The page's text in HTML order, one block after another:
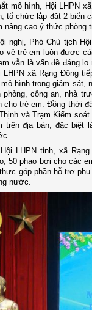
mô hình, Hội LHPN
tổ chức lắp đặt 2 biển
nâng cao ý thức phòng
nghị, Phó Chủ tịch
vệ trẻ em luôn được
vẫn là vấn đề đáng lo
xã Rạng Đông
hình trong giám
công an, nhà
cho trẻ em.Đồng thời
và Trạm Kiểm
trên địa bàn; đặc biệt
LHPN tỉnh, xã
50 phao bơi cho các
góp phần hỗ trợ
nước.